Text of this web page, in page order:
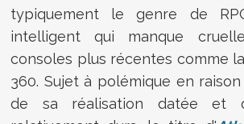
typiquement le genre de
intelligent qui manque
consoles plus récentes comme
360. Sujet à polémique en
de sa réalisation datée et